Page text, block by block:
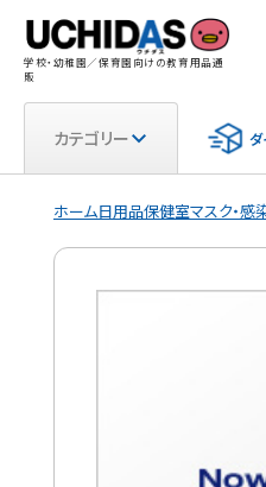
学校・幼稚園／保育園向けの教育用品通
販
カテゴリー ダ
ホーム日用品保健室マスク・